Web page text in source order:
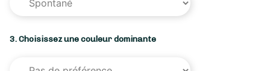
3. Choisissez une couleur dominante